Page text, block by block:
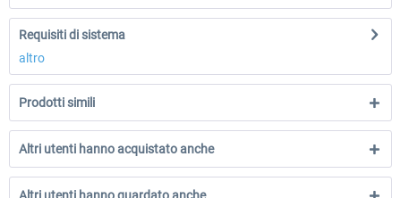
Requisiti di sistema
altro
Prodotti simili
Altri utenti hanno acquistato anche